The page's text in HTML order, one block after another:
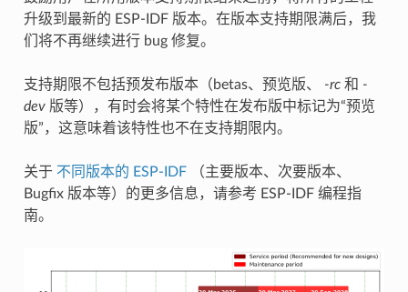
升级到最新的 ESP-IDF 版本。在版本支持期限满后，我
们将不再继续进行 bug 修复。
支持期限不包括预发布版本（betas、预览版、 -rc和 -
dev版等），有时会将某个特性在发布版中标记为“预览
版”，这意味着该特性也不在支持期限内。
关于 不同版本的 ESP-IDF（主要版本、次要版本、
Bugfix 版本等）的更多信息，请参考 ESP-IDF 编程指
南。